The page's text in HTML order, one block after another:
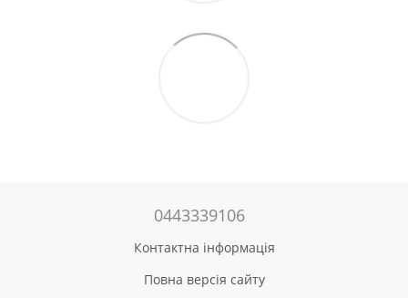
0443339106
Контактна інформація
Повна версія сайту